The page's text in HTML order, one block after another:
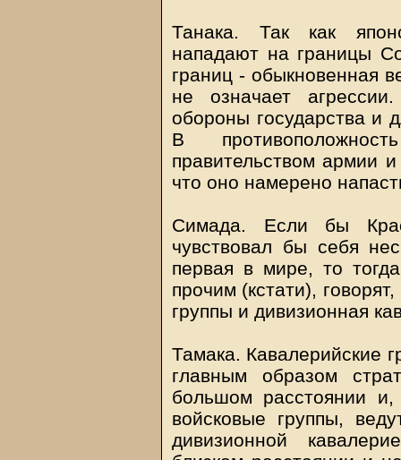
Танака. Так как
нападают на границы
границ - обыкновенная
не означает
обороны государства и
В
правительством армии
что оно намерено
Симада. Если бы
чувствовал бы себя
первая в мире, то
прочим (кстати),
группы и дивизионная
Тамака. Кавалерийские
главным образом
большом расстоянии
войсковые группы,
дивизионной